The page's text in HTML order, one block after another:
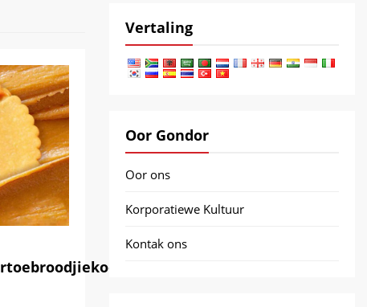
Vertaling
Oor Gondor
Oor ons
Korporatiewe Kultuur
Kontak ons